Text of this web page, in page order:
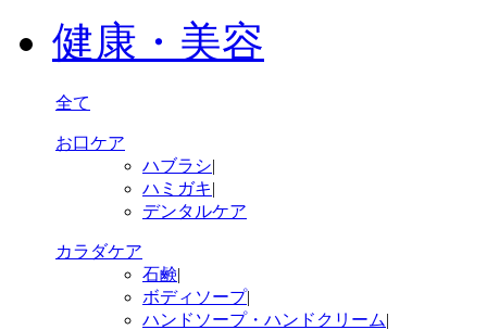
健康・美容
全て
お口ケア
ハブラシ|
ハミガキ|
デンタルケア
カラダケア
石鹸|
ボディソープ|
ハンドソープ・ハンドクリーム|